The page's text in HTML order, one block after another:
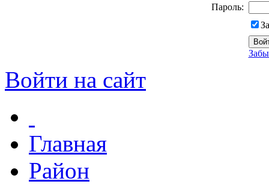
Пароль:
Войти на сайт
Главная
Район